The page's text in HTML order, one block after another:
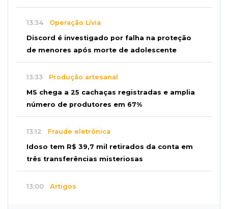
13:34 Operação Lívia
Discord é investigado por falha na proteção
de menores após morte de adolescente
13:33 Produção artesanal
MS chega a 25 cachaças registradas e amplia
número de produtores em 67%
13:12 Fraude eletrônica
Idoso tem R$ 39,7 mil retirados da conta em
três transferências misteriosas
13:00 Artigos